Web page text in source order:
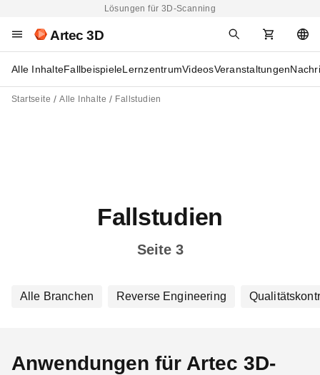
Lösungen für 3D-Scanning
Artec 3D
Alle InhalteFallbeispieleLernzentrumVideosVeranstaltungen
Startseite Alle Inhalte Fallstudien
Fallstudien
Seite 3
Alle Branchen Reverse Engineering
Anwendungen für Artec 3D-